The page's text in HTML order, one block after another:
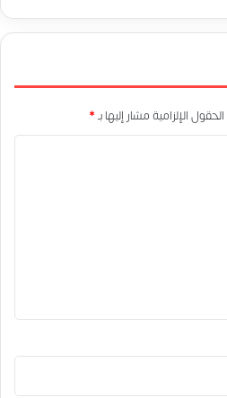
الحقول الإلزامية مشار إليها بـ*